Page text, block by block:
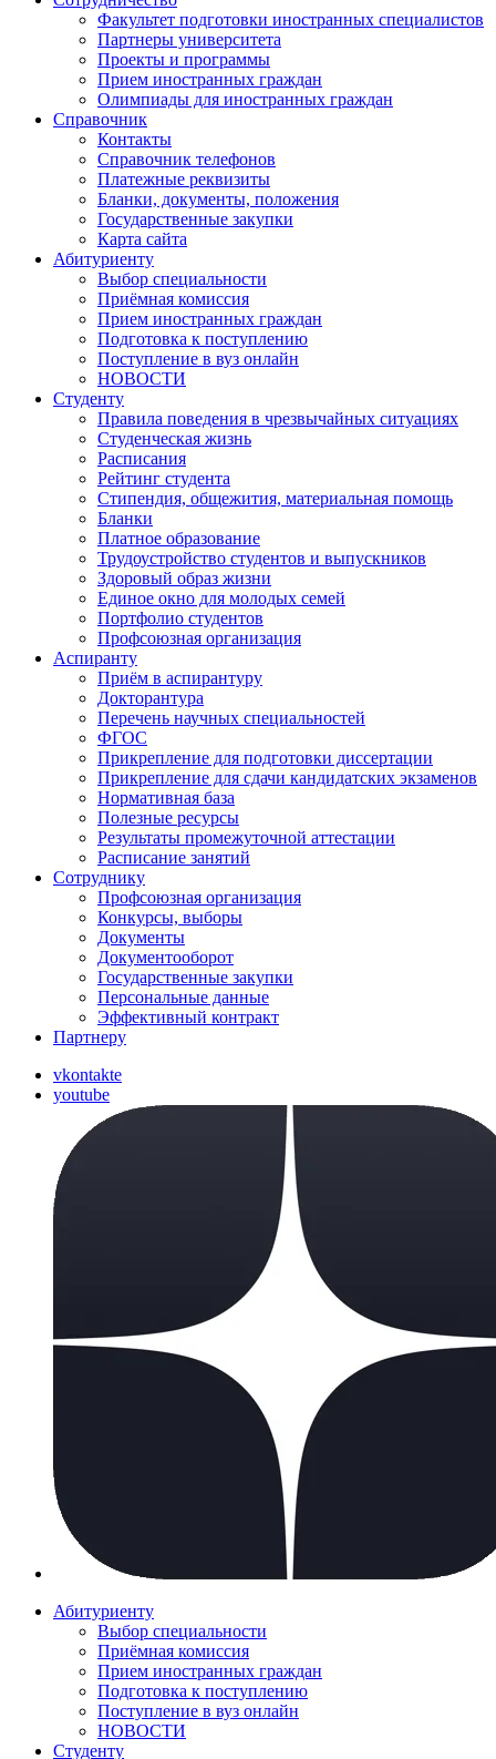
Факультет подготовки иностранных специалистов
Партнеры университета
Проекты и программы
Прием иностранных граждан
Олимпиады для иностранных граждан
Справочник
Контакты
Справочник телефонов
Платежные реквизиты
Бланки, документы, положения
Государственные закупки
Карта сайта
Абитуриенту
Выбор специальности
Приёмная комиссия
Прием иностранных граждан
Подготовка к поступлению
Поступление в вуз онлайн
НОВОСТИ
Студенту
Правила поведения в чрезвычайных ситуациях
Студенческая жизнь
Расписания
Рейтинг студента
Стипендия, общежития, материальная помощь
Бланки
Платное образование
Трудоустройство студентов и выпускников
Здоровый образ жизни
Единое окно для молодых семей
Портфолио студентов
Профсоюзная организация
Аспиранту
Приём в аспирантуру
Докторантура
Перечень научных специальностей
ФГОС
Прикрепление для подготовки диссертации
Прикрепление для сдачи кандидатских экзаменов
Нормативная база
Полезные ресурсы
Результаты промежуточной аттестации
Расписание занятий
Сотруднику
Профсоюзная организация
Конкурсы, выборы
Документы
Документооборот
Государственные закупки
Персональные данные
Эффективный контракт
Партнеру
vkontakte
youtube
Абитуриенту
Выбор специальности
Приёмная комиссия
Прием иностранных граждан
Подготовка к поступлению
Поступление в вуз онлайн
НОВОСТИ
Студенту